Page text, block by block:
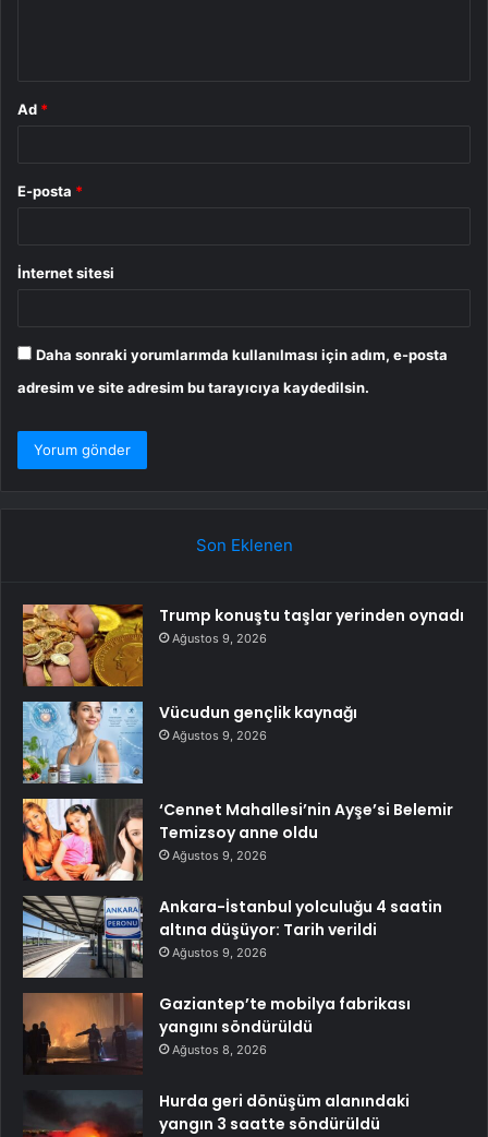
Ad *
E-posta *
İnternet sitesi
Daha sonraki yorumlarımda kullanılması için adım, e-posta
adresim ve site adresim bu tarayıcıya kaydedilsin.
Son Eklenen
Trump konuştu taşlar yerinden oynadı
Ağustos 9, 2026
Vücudun gençlik kaynağı
Ağustos 9, 2026
‘Cennet Mahallesi’nin Ayşe’si Belemir
Temizsoy anne oldu
Ağustos 9, 2026
Ankara-İstanbul yolculuğu 4 saatin
altına düşüyor: Tarih verildi
Ağustos 9, 2026
Gaziantep’te mobilya fabrikası
yangını söndürüldü
Ağustos 8, 2026
Hurda geri dönüşüm alanındaki
yangın 3 saatte söndürüldü